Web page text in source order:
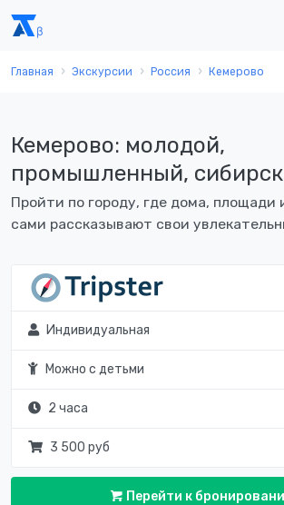
Главная Экскурсии Россия Кемерово
Кемерово: молодой,
промышленный,
Пройти по городу, где дома, площади
сами рассказывают свои
Индивидуальная
Можно с детьми
2 часа
3 500 руб
Перейти к